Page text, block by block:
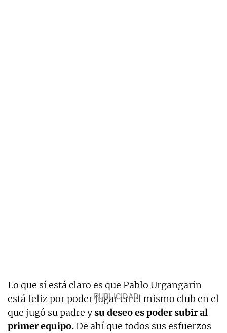
Lo que sí está claro es que Pablo Urgangarin
está feliz por poder jugar en el mismo club en el
que jugó su padre ysu deseo es poder subir al
primer equipo. De ahí que todos sus esfuerzos